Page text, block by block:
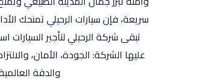
سريعة، فإن سيارات الرحيلي تمنحك
تبقى شركة الرحيلي لتأجير
عليها الشركة: الجودة، الأمان،
والدقة